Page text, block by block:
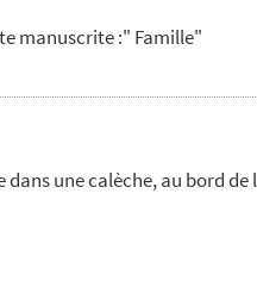
manuscrite :" Famille"
dans une calèche, au bord de